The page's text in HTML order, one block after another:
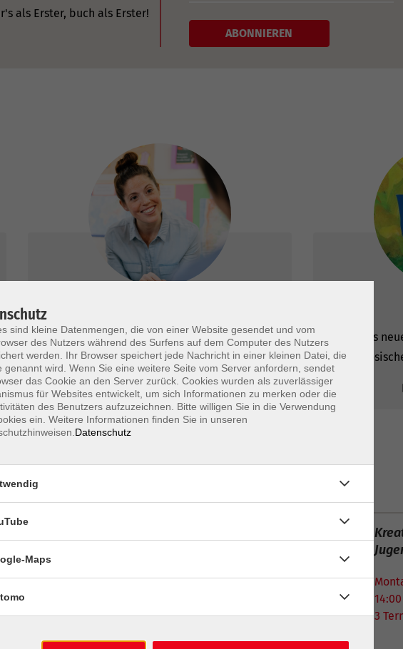
als Erster, buch als Erster!
ABONNIEREN
Wir beraten Sie kostenlos, umfassend und
neutral.
mehr erfahren
Das
- schreib dich
J.)
10
Montag, 10. August
5 Termine
sind kleine Datenmengen, die von einer Website gesendet und vom
des Nutzers während des Surfens auf dem Computer des Nutzers
werden. Ihr Browser speichert jede Nachricht in einer kleinen Datei, die
genannt wird. Wenn Sie eine weitere Seite vom Server anfordern, sendet
das Cookie an den Server zurück. Cookies wurden als zuverlässiger
für Websites entwickelt, um sich Informationen zu merken oder die
des Benutzers aufzuzeichnen. Bitte willigen Sie in die Verwendung
ein. Weitere Informationen finden Sie in unseren
Datenschutz
Maps